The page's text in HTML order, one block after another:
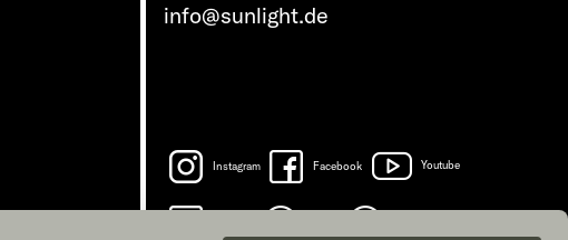
info@sunlight.de
Instagram Facebook Youtube